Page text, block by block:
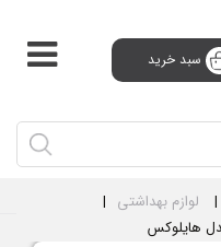
سبد خرید
24 ساعته
ورود و ثبت ناملوازم بهداشتی
هایلوکس